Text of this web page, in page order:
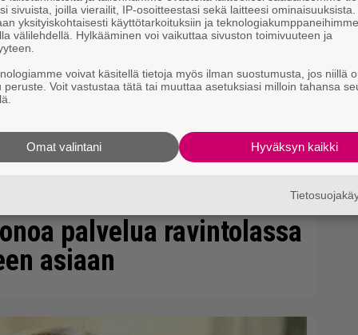
palvelua ravintolassa
asiaan
sivuista, joilla vierailit, IP-osoitteestasi sekä laitteesi
yksityiskohtaisesti käyttötarkoituksiin ja teknologiakumppaneihimme
välilehdellä. Hylkääminen voi vaikuttaa sivuston toimivuuteen ja
voivat käsitellä tietoja myös ilman suostumusta, jos niillä
peruste. Voit vastustaa tätä tai muuttaa asetuksiasi milloin tahansa
Hyväksyn kaikki
Omat valintani